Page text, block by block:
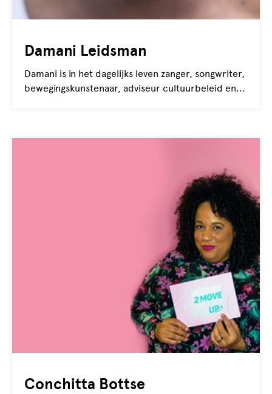
Damani Leidsman
Damani is in het dagelijks leven zanger, songwriter,
bewegingskunstenaar, adviseur cultuurbeleid en...
Conchitta Bottse